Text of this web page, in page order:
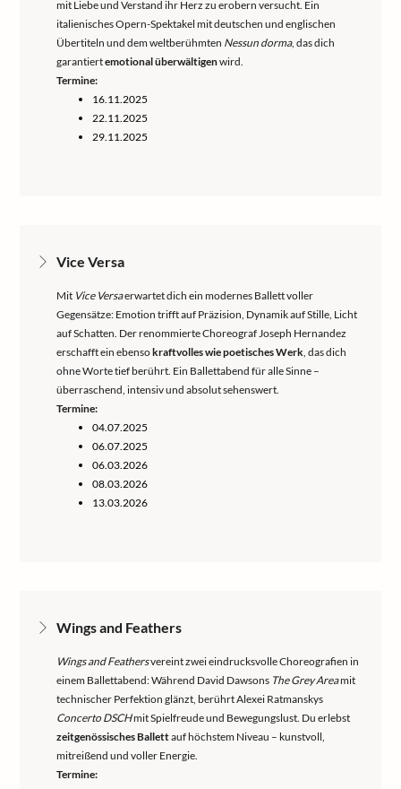
mit Liebe und Verstand ihr Herz zu erobern versucht. Ein
italienisches Opern-Spektakel mit deutschen und englischen
Übertiteln und dem weltberühmten Nessun dorma, das dich
garantiertemotional überwältigenwird.
Termine:
16.11.2025
22.11.2025
29.11.2025
Vice Versa
Mit Vice Versaerwartet dich ein modernes Ballett voller
Gegensätze: Emotion trifft auf Präzision, Dynamik auf Stille, Licht
auf Schatten. Der renommierte Choreograf Joseph Hernandez
erschafft ein ebensokraftvolles wie poetisches Werk, das dich
ohne Worte tief berührt. Ein Ballettabend für alle Sinne –
überraschend, intensiv und absolut sehenswert.
Termine:
04.07.2025
06.07.2025
06.03.2026
08.03.2026
13.03.2026
Wings and Feathers
Wings and Feathersvereint zwei eindrucksvolle Choreografien in
einem Ballettabend: Während David Dawsons The Grey Areamit
technischer Perfektion glänzt, berührt Alexei Ratmanskys
Concerto DSCHmit Spielfreude und Bewegungslust. Du erlebst
zeitgenössisches Ballettauf höchstem Niveau – kunstvoll,
mitreißend und voller Energie.
Termine: